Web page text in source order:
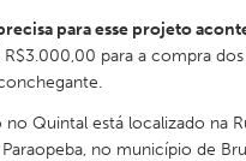
para esse projeto
R$3.000,00 para a compra
Quintal está localizado na
no município de